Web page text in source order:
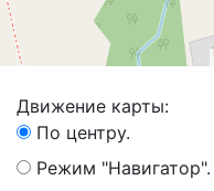
Движение карты:
По центру.
Режим "Навигатор".